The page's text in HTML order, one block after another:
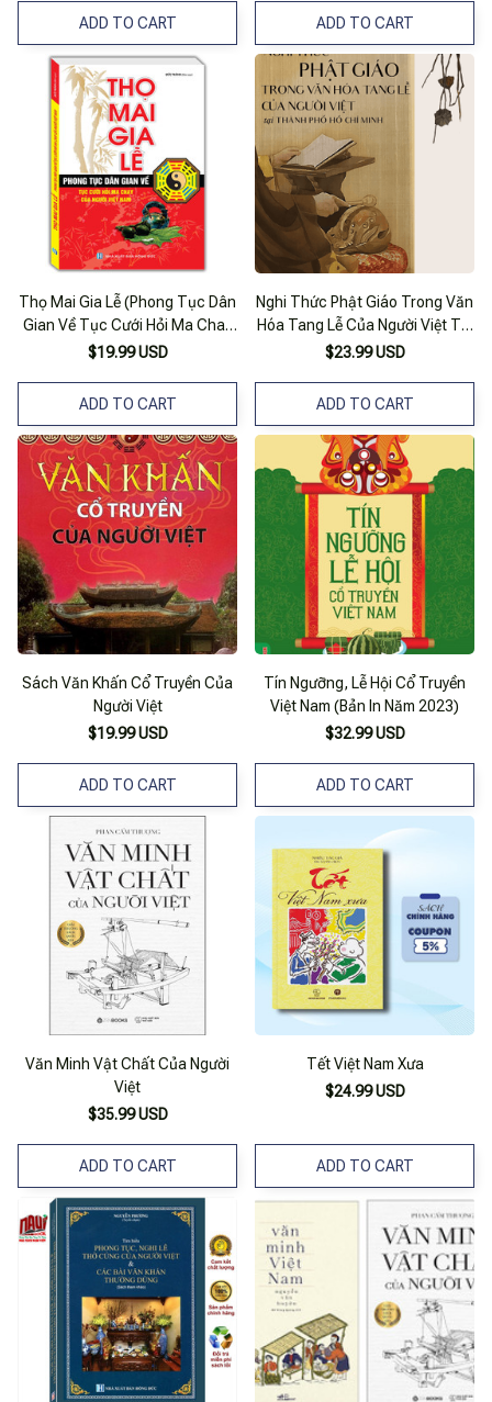
ADD TO CART ADD TO CART
Thọ Mai Gia Lễ (Phong Tục Dân
Gian Về Tục Cưới Hỏi Ma Chay
Của Người Việt Nam)
$19.99 USD
ADD TO CART
Nghi Thức Phật Giáo Trong Văn
Hóa Tang Lễ Của Người Việt Tại
Thành Phố Hồ Chí Minh
$23.99 USD
ADD TO CART
Sách Văn Khấn Cổ Truyền Của
Người Việt
$19.99 USD
ADD TO CART
Tín Ngưỡng, Lễ Hội Cổ Truyền
Việt Nam (Bản In Năm 2023)
$32.99 USD
ADD TO CART
Văn Minh Vật Chất Của Người
Việt
$35.99 USD
ADD TO CART
Tết Việt Nam Xưa
$24.99 USD
ADD TO CART